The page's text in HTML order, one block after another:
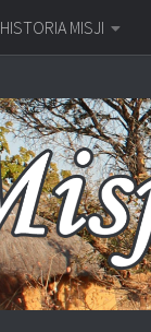
HISTORIA MISJI